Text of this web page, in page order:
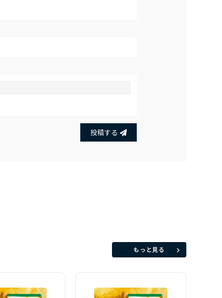
投稿する
もっと見る